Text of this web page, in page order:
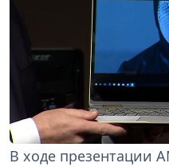
В ходе презентации